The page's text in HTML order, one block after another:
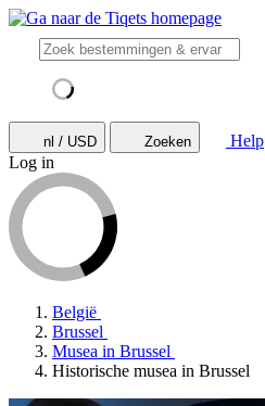
nl / USD Zoeken
Help
Log in
België
Brussel
Musea in Brussel
Historische musea in Brussel